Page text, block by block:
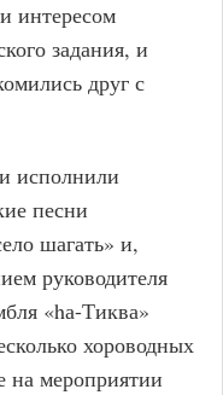
интересом
задания, и
друг с
исполнили
песни
шагать» и,
руководителя
«hа-Тиква»
хороводных
на мероприятии